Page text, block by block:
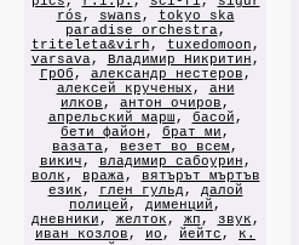
rós , swans ,
tokyo ska
paradise orchestra,
triteleta&virh , tuxedomoon ,
varsava, Владимир Никритин ,
ГрОб , александр нестеров ,
алексей крученых , ани
илков , антон очиров ,
апрельский марш , басой ,
бети файон , брат ми ,
вазата, везет во всем ,
викич , владимир сабоурин ,
волк , вража,
вятърът мъртъв
език , глен гульд, далой
полицей , дименций ,
дневники , желток , жп , звук ,
иван козлов , ио , йейтс , к.